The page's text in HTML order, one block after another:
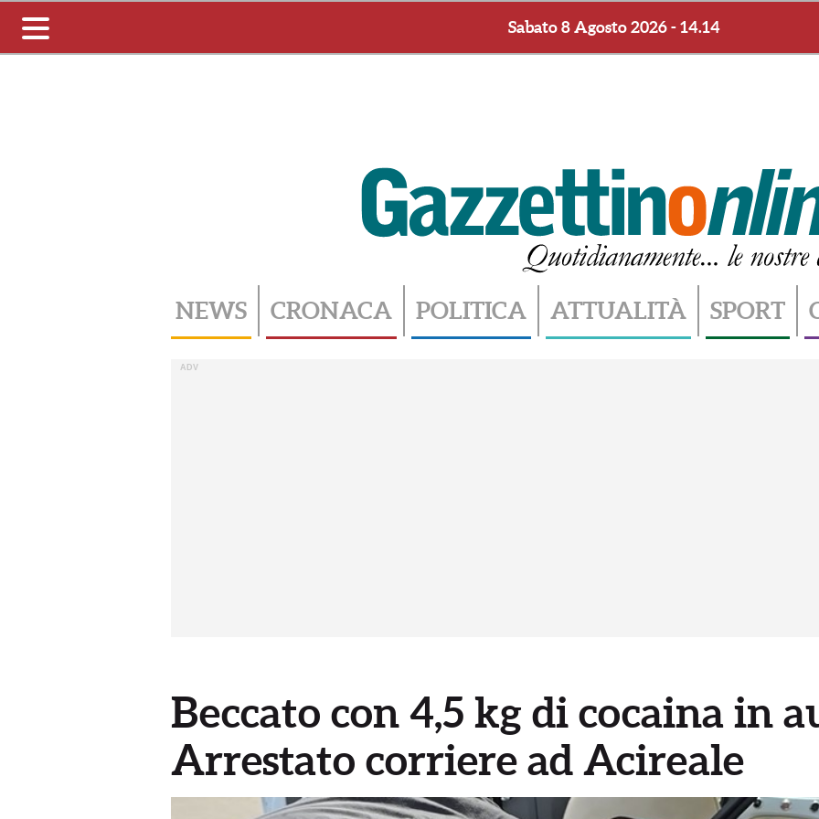
Toggle
navigation
Sabato 8 Agosto 2026 - 14.14
NEWS CRONACA POLITICA ATTUALITÀ SPORT
Beccato con 4,5 kg di cocaina in
Arrestato corriere ad Acireale